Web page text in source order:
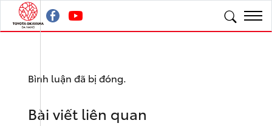
Bình luận đã bị đóng.
Bài viết liên quan